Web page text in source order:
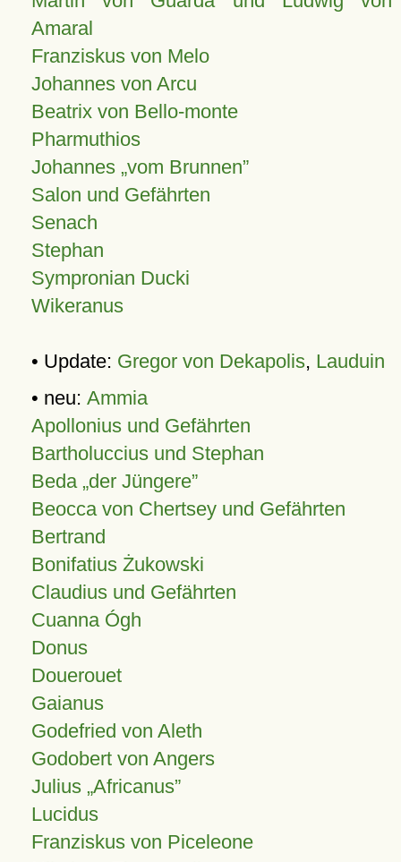
Amaral
Franziskus von Melo
Johannes von Arcu
Beatrix von Bello-monte
Pharmuthios
Johannes vom Brunnen
Salon und Gefährten
Senach
Stephan
Sympronian Ducki
Wikeranus
• Update: Gregor von Dekapolis, Lauduin
• neu: Ammia
Apollonius und Gefährten
Bartholuccius und Stephan
Beda „der Jüngere”
Beocca von Chertsey und Gefährten
Bertrand
Bonifatius Żukowski
Claudius und Gefährten
Cuanna Ógh
Donus
Douerouet
Gaianus
Godefried von Aleth
Godobert von Angers
Julius Africanus
Lucidus
Franziskus von Piceleone